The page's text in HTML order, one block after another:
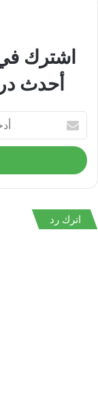
اشترك في
أحدث
عنوان
بريدك
الالكتروني
اترك رد